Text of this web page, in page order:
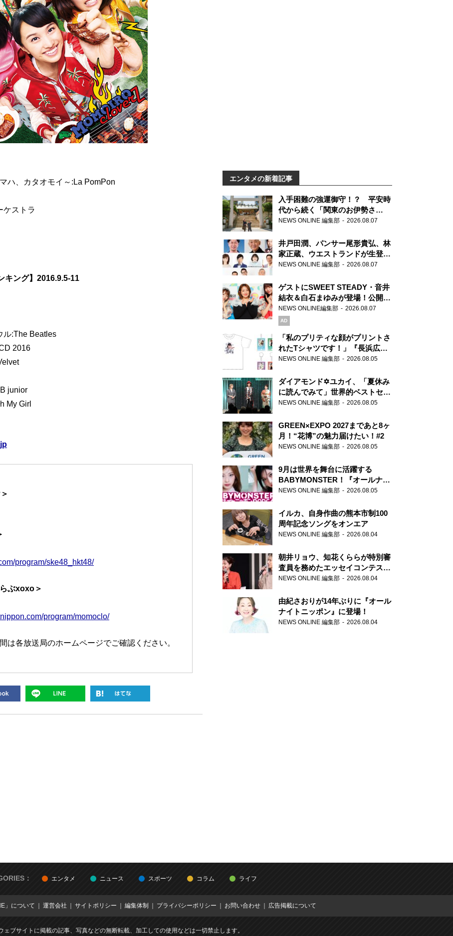
ハ、カタオモイ～:La PomPon
ケストラ
キング】2016.9.5-11
ル:The Beatles
2016
junior
My Girl
program/ske48_hkt48/
ぶxoxo＞
program/momoclo/
各放送局のホームページでご確認ください。
エンタメの新着記事
入手困難の強運御守！？ 平安時
代から続く「関東のお伊勢さ
ま」、芝大神宮にてランパンプス
NEWS ONLINE 編集部 2026.08.07
井戸田潤、パンサー尾形貴弘、林
家正蔵、ウエストランドが生登
場！『ラジオビバリー昼ズ』
NEWS ONLINE 編集部 2026.08.07
ゲストにSWEET STEADY・音井
結衣＆白石まゆみが登場！公開収
録で素顔全開！
NEWS ONLINE編集部 2026.08.07
AD
「私のプリティな顔がプリントさ
れたTシャツです！」『長浜広奈
天下無双』初の番組グッズ発売
NEWS ONLINE 編集部 2026.08.05
ダイアモンド✡ユカイ、「夏休み
に読んでみて」世界的ベストセラ
ー『アナスタシア』を紹介
NEWS ONLINE 編集部 2026.08.05
GREEN×EXPO 2027まであと8ヶ
月！“花博”の魅力届けたい！#2
NEWS ONLINE 編集部 2026.08.05
9月は世界を舞台に活躍する
BABYMONSTER！『オールナイ
トニッポンPODCAST』月替わり
NEWS ONLINE 編集部 2026.08.05
イルカ、自身作曲の熊本市制100
周年記念ソングをオンエア
NEWS ONLINE 編集部 2026.08.04
朝井リョウ、知花くららが特別審
査員を務めたエッセイコンテスト
の特別番組「#いまあなたに伝え
NEWS ONLINE 編集部 2026.08.04
由紀さおりが14年ぶりに『オール
ナイトニッポン』に登場！
NEWS ONLINE 編集部 2026.08.04
： エンタメ ニュース スポーツ コラム ライフ
」について 運営会社 サイトポリシー 編集体制 プライバシーポリシー お問い合わせ 広告掲載について
ェブサイトに掲載の記事、写真などの無断転載、加工しての使用などは一切禁止します。